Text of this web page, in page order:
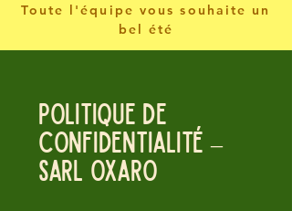
Toute l'équipe vous souhaite un
bel été
Politique de
confidentialité –
SARL OXARO